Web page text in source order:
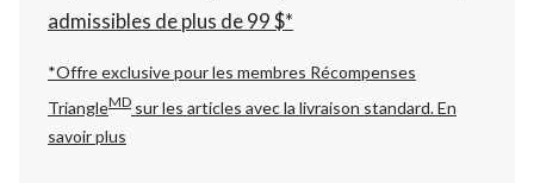
admissibles de plus de 99 $*
*Offre exclusive pour les membres Récompenses
TriangleMD sur les articles avec la livraison standard.En
savoir plus